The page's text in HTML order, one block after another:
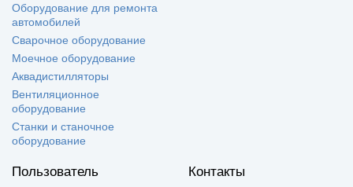
Оборудование для ремонта
автомобилей
Сварочное оборудование
Моечное оборудование
Аквадистилляторы
Вентиляционное
оборудование
Станки и станочное
оборудование
Пользователь Контакты